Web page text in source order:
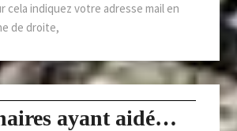
cela indiquez votre adresse mail en
de droite,
ayant aidé…